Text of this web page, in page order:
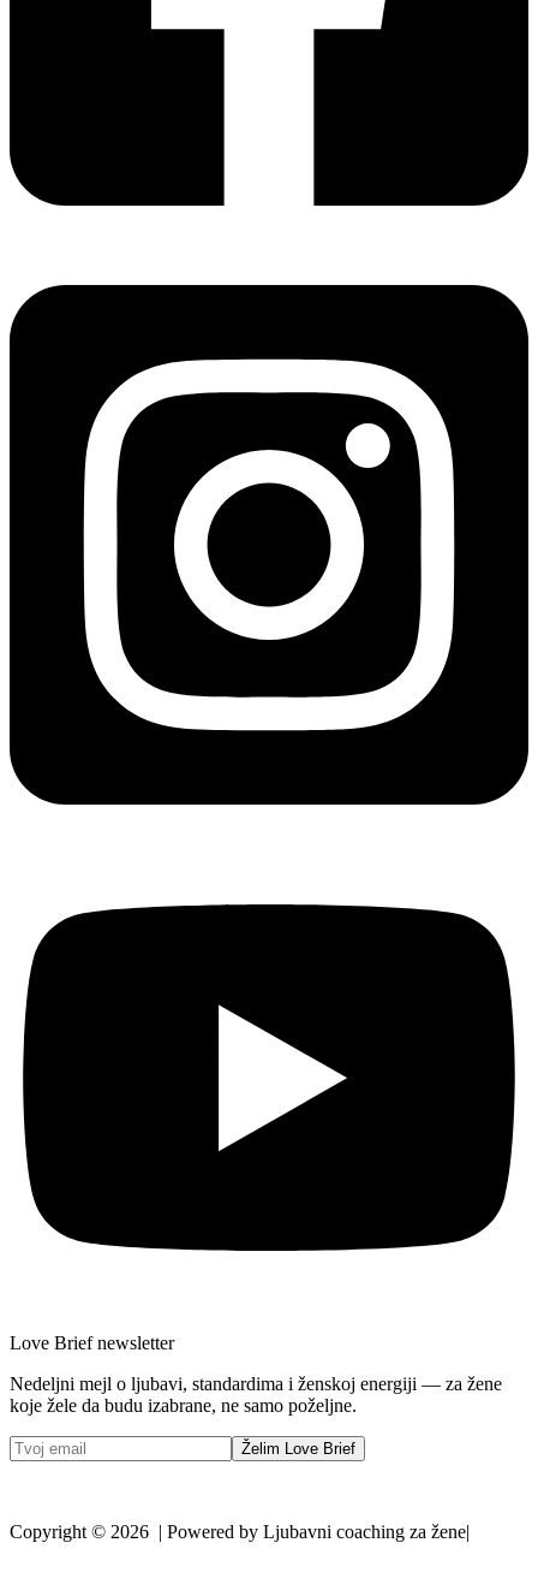
Love Brief newsletter
Nedeljni mejl o ljubavi, standardima i ženskoj energiji — za žene
koje žele da budu izabrane, ne samo poželjne.
Želim Love Brief
Copyright © 2026 | Powered by Ljubavni coaching za žene|